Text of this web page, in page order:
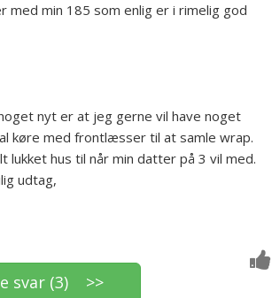
min 185 som enlig er i rimelig god
nyt er at jeg gerne vil have noget
køre med frontlæsser til at samle wrap.
lukket hus til når min datter på 3 vil med.
udtag,
svar (3) >>